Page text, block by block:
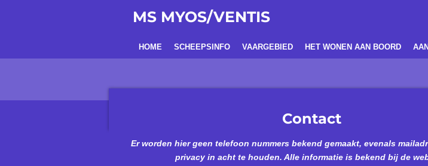
MS MYOS/VENTIS
HOME SCHEEPSINFO VAARGEBIED HET WONEN AAN BOORD
Contact
Er worden hier geen telefoon nummers bekend gemaakt, evenals
privacy in acht te houden. Alle informatie is bekend bij de